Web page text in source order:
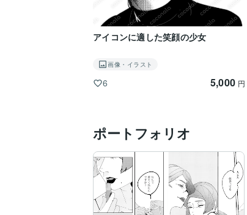
アイコンに適した笑顔の少女
画像・イラスト
6 5,000 円
ポートフォリオ